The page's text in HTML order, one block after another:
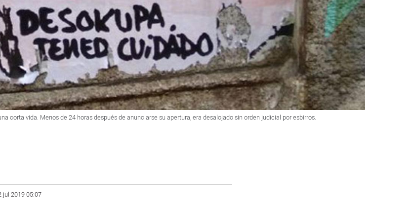
corta vida. Menos de 24 horas después de anunciarse su apertura, era desalojado sin orden judicial por esbirros.
jul 2019 05:07